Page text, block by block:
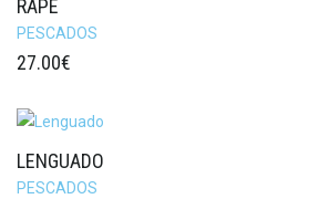
RAPE
PESCADOS
27.00€
LENGUADO
PESCADOS